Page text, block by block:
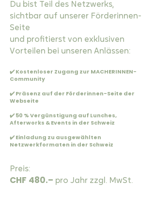
Du bist Teil des Netzwerks,
sichtbar auf unserer Förderinnen-
Seite
und profitierst von exklusiven
Vorteilen bei unseren Anlässen:
✔️ Kostenloser Zugang zur MACHERINNEN-
Community
✔️ Präsenz auf der Förderinnen-Seite der
Webseite
✔️ 50 % Vergünstigung auf Lunches,
Afterworks & Events in der Schweiz
✔️ Einladung zu ausgewählten
Netzwerkformaten in der Schweiz
Preis:
CHF 480.– pro Jahr zzgl. MwSt.